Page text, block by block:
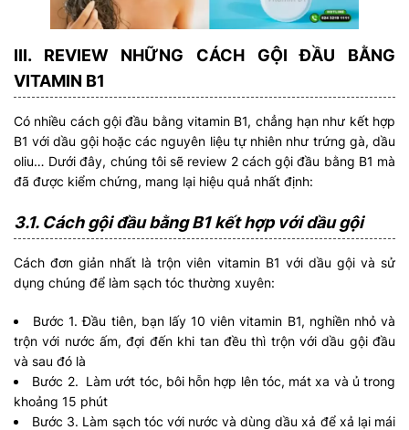
III. REVIEW NHỮNG CÁCH GỘI ĐẦU BẰNG
VITAMIN B1
Có nhiều cách gội đầu bằng vitamin B1, chẳng hạn như kết hợp
B1 với dầu gội hoặc các nguyên liệu tự nhiên như trứng gà, dầu
oliu… Dưới đây, chúng tôi sẽ review 2 cách gội đầu bằng B1 mà
đã được kiểm chứng, mang lại hiệu quả nhất định:
3.1. Cách gội đầu bằng B1 kết hợp với dầu gội
Cách đơn giản nhất là trộn viên vitamin B1 với dầu gội và sử
dụng chúng để làm sạch tóc thường xuyên:
Bước 1. Đầu tiên, bạn lấy 10 viên vitamin B1, nghiền nhỏ và
trộn với nước ấm, đợi đến khi tan đều thì trộn với dầu gội đầu
và sau đó là
Bước 2. Làm ướt tóc, bôi hỗn hợp lên tóc, mát xa và ủ trong
khoảng 15 phút
Bước 3. Làm sạch tóc với nước và dùng dầu xả để xả lại mái